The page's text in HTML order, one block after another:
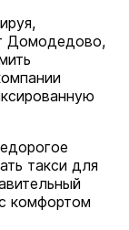
Домодедово,
такси для
комфортом